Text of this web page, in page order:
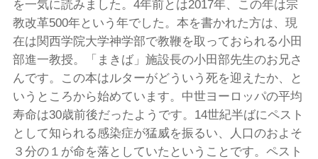
を一気に読みました。4年前とは2017年、この年は宗
教改革500年という年でした。本を書かれた方は、現
在は関西学院大学神学部で教鞭を取っておられる小田
部進一教授。「まきば」施設長の小田部先生のお兄さ
んです。この本はルターがどういう死を迎えたか、と
いうところから始めています。中世ヨーロッパの平均
寿命は30歳前後だったようです。14世紀半ばにペスト
として知られる感染症が猛威を振るい、人口のおよそ
３分の１が命を落としていたということです。ペスト